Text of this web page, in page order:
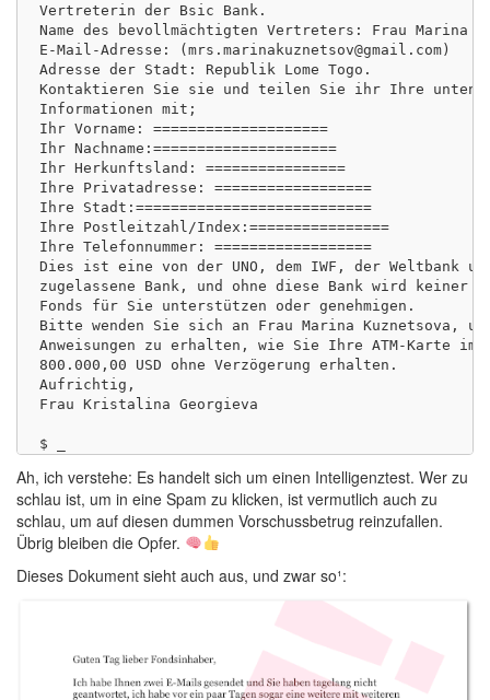
Vertreterin der Bsic Bank.
Name des bevollmächtigten Vertreters: Frau Marina
E-Mail-Adresse: (mrs.marinakuznetsov@gmail.com)
Adresse der Stadt: Republik Lome Togo.
Kontaktieren Sie sie und teilen Sie ihr Ihre unten
Informationen mit;
Ihr Vorname: ====================
Ihr Nachname:=====================
Ihr Herkunftsland: ================
Ihre Privatadresse: ==================
Ihre Stadt:===========================
Ihre Postleitzahl/Index:================
Ihre Telefonnummer: ==================
Dies ist eine von der UNO, dem IWF, der Weltbank und
zugelassene Bank, und ohne diese Bank wird keiner
Fonds für Sie unterstützen oder genehmigen.
Bitte wenden Sie sich an Frau Marina Kuznetsova,
Anweisungen zu erhalten, wie Sie Ihre ATM-Karte im
800.000,00 USD ohne Verzögerung erhalten.
Aufrichtig,
Frau Kristalina Georgieva
Ah, ich verstehe: Es handelt sich um einen Intelligenztest. Wer zu
schlau ist, um in eine Spam zu klicken, ist vermutlich auch zu
schlau, um auf diesen dummen Vorschussbetrug reinzufallen.
Übrig bleiben die Opfer.
Dieses Dokument sieht auch aus, und zwar so¹: